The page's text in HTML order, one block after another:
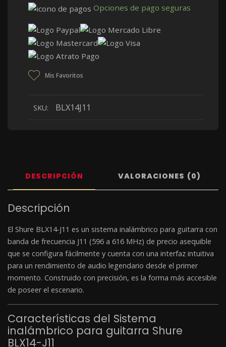
Opciones de pago seguras
Mis Favoritos
SKU: BLX14J11
DESCRIPCIÓN VALORACIONES (0)
Descripción
El Shure BLX14-J11 es un sistema inalámbrico para guitarra con
banda de frecuencia J11 (596 a 616 MHz) de precio asequible
que se configura fácilmente y cuenta con una interfaz intuitiva
para un rendimiento de audio legendario desde el primer
momento. Construido con precisión, es la forma más accesible
de poseer el escenario.
Características del Sistema
inalámbrico para guitarra Shure
BLX14-J11